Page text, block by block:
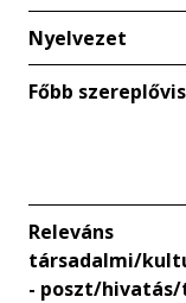
Nyelvezet
Főbb
Releváns
társadalmi/
- poszt/